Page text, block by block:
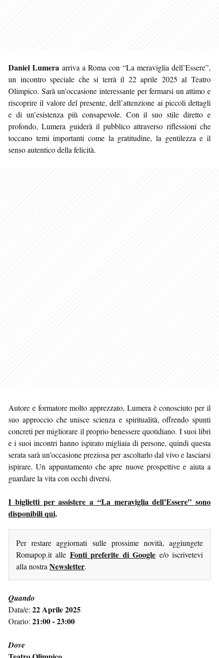
Daniel Lumera arriva a Roma con “La meraviglia dell’Essere”,
un incontro speciale che si terrà il 22 aprile 2025 al Teatro
Olimpico. Sarà un’occasione interessante per fermarsi un attimo e
riscoprire il valore del presente, dell’attenzione ai piccoli dettagli
e di un’esistenza più consapevole. Con il suo stile diretto e
profondo, Lumera guiderà il pubblico attraverso riflessioni che
toccano temi importanti come la gratitudine, la gentilezza e il
senso autentico della felicità.
Autore e formatore molto apprezzato, Lumera è conosciuto per il
suo approccio che unisce scienza e spiritualità, offrendo spunti
concreti per migliorare il proprio benessere quotidiano. I suoi libri
e i suoi incontri hanno ispirato migliaia di persone, quindi questa
serata sarà un’occasione preziosa per ascoltarlo dal vivo e lasciarsi
ispirare. Un appuntamento che apre nuove prospettive e aiuta a
guardare la vita con occhi diversi.
I biglietti per assistere a “La meraviglia dell’Essere” sono
disponibili qui.
Per restare aggiornati sulle prossime novità, aggiungete
Romapop.it alle Fonti preferite di Google e/o iscrivetevi
alla nostra Newsletter.
Quando
Data/e: 22 Aprile 2025
Orario: 21:00 - 23:00
Dove